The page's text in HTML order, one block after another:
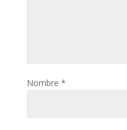
Nombre *